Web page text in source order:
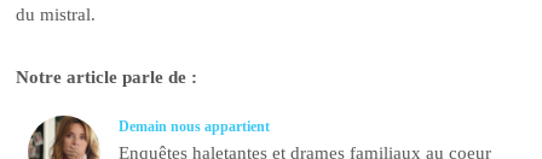
du mistral.
Notre article parle de :
Demain nous appartient
Enquêtes haletantes et drames familiaux au coeur